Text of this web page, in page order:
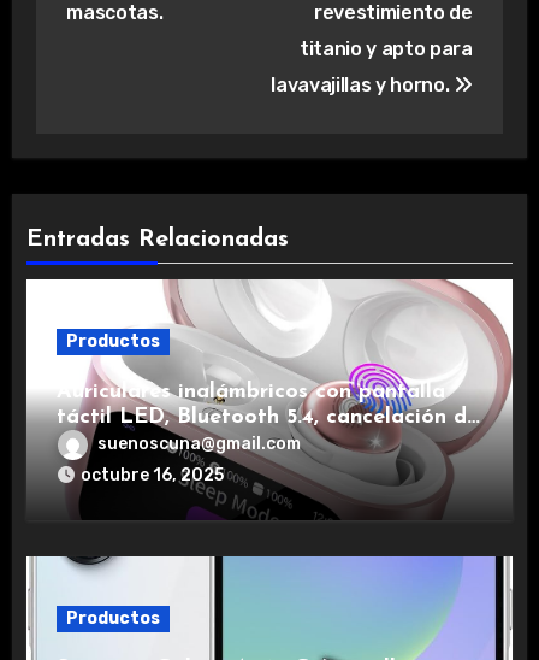
mascotas.
revestimiento de
titanio y apto para
lavavajillas y horno.
Entradas Relacionadas
Productos
Auriculares inalámbricos con pantalla
táctil LED, Bluetooth 5.4, cancelación de
ruido, impermeables y de larga duración.
suenoscuna@gmail.com
octubre 16, 2025
Productos